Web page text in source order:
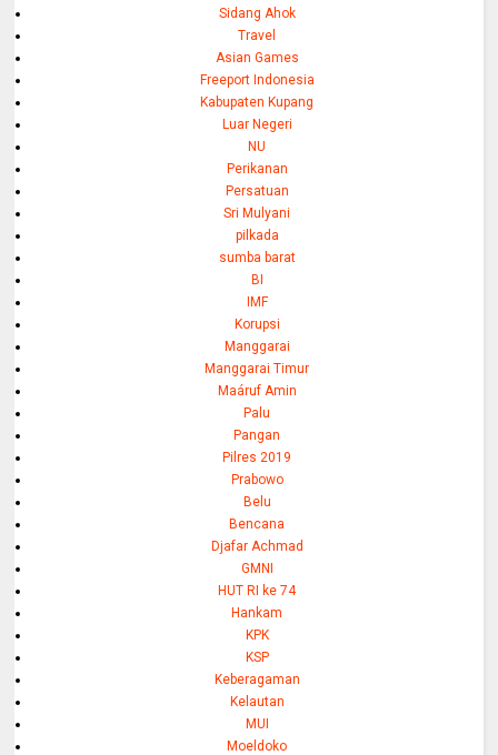
Sidang Ahok
Travel
Asian Games
Freeport Indonesia
Kabupaten Kupang
Luar Negeri
NU
Perikanan
Persatuan
Sri Mulyani
pilkada
sumba barat
BI
IMF
Korupsi
Manggarai
Manggarai Timur
Maáruf Amin
Palu
Pangan
Pilres 2019
Prabowo
Belu
Bencana
Djafar Achmad
GMNI
HUT RI ke 74
Hankam
KPK
KSP
Keberagaman
Kelautan
MUI
Moeldoko